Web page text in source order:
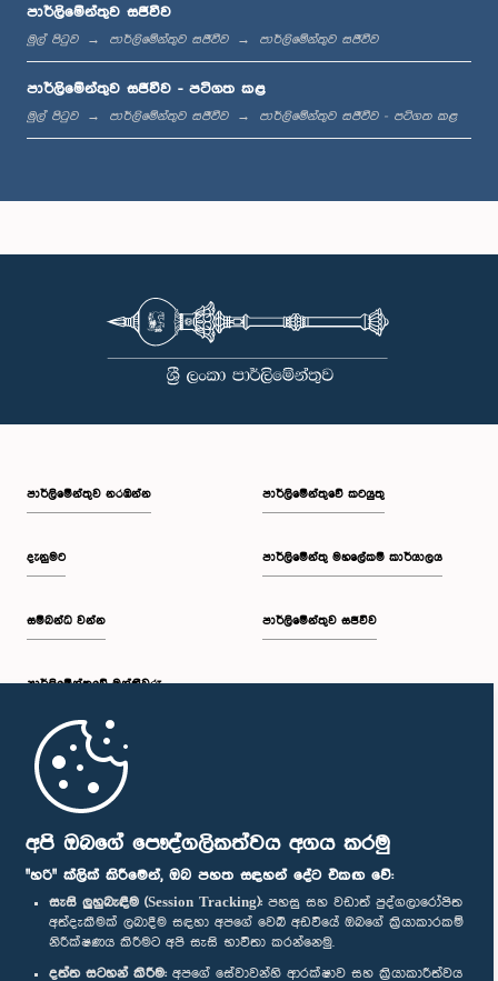
අපි ඔබගේ පෞද්ගලිකත්වය අගය කරමු
"හරි" ක්ලික් කිරීමෙන්, ඔබ පහත සඳහන් දේට එකඟ වේ:
සැසි ලුහුබැඳීම (Session Tracking): පහසු සහ වඩාත් පුද්ගලාරෝපිත
අත්දැකීමක් ලබාදීම සඳහා අපගේ වෙබ් අඩවියේ ඔබගේ ක්‍රියාකාරකම්
නිරීක්ෂණය කිරීමට අපි සැසි භාවිතා කරන්නෙමු.
දත්ත සටහන් කිරීම: අපගේ සේවාවන්හි ආරක්ෂාව සහ ක්‍රියාකාරීත්වය
පාර්ලිමේන්තුව සජීවීව
මුල් පිටුව පාර්ලිමේන්තුව සජීවීව පාර්ලිමේන්තුව සජීවීව
පාර්ලිමේන්තුව සජීවීව - පටිගත කළ
මුල් පිටුව පාර්ලිමේන්තුව සජීවීව පාර්ලිමේන්තුව සජීවීව - පටිගත කළ
පාර්ලි‌මේන්තුව නරඹන්න
දැනුමට
සම්බන්ධ වන්න
පාර්ලි‌මේන්තුවේ මන්ත්‍රීවරු
මුල් පිටුව
පාර්ලිමේන්තුවේ කටයුතු
පාර්ලිමේන්තු මහලේකම් කාර්යාලය
පාර්ලිමේන්තුව සජීවීව
පාර්ලිමේන්තු ජංගම යෙදුම
අප හා සම්බන්ධ වී සිටින්න :